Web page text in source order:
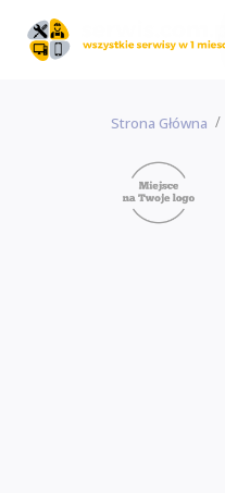
Strona Główna